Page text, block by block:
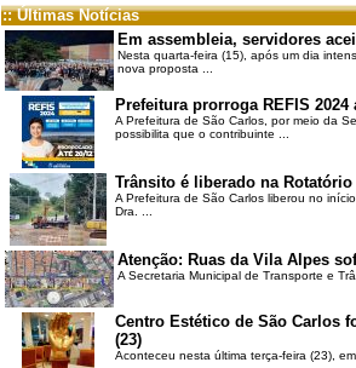
:: Últimas Notícias
Em assembleia, servidores
Nesta quarta-feira (15), após um dia
nova proposta ...
Prefeitura prorroga REFIS 2024
A Prefeitura de São Carlos, por meio da
possibilita que o contribuinte ...
Trânsito é liberado na
A Prefeitura de São Carlos liberou no
Dra. ...
Atenção: Ruas da Vila Alpes
A Secretaria Municipal de Transporte e
Centro Estético de São Carlos
(23)
Aconteceu nesta última terça-feira (23),